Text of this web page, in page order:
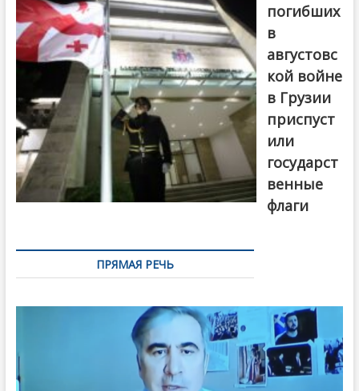
погибших
в
августовс
кой войне
в Грузии
приспуст
или
государст
венные
флаги
ПРЯМАЯ РЕЧЬ